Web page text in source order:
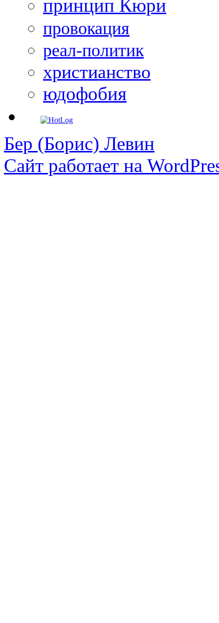
принцип Кюри
провокация
реал-политик
христианство
юдофобия
Бер (Борис) Левин
Сайт работает на